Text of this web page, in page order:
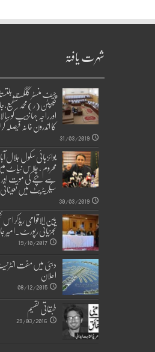
شہرت یافتہ
چیف منسٹر گلگت
کیپٹن(ر)محمد
اور راجہ جہانزیب کو
کا اندرون خانہ فیصلہ
31/03/2019
بوائز ہائی سکول
محروم ، چلاس
سے بچے کی موت اور
سیکریٹریٹ میں
30/03/2019
بین الاقوامی
تجزیاتی رپورٹ۔امیر
19/10/2017
دبئی میں مفت
اعلان
08/12/2015
طبقاتی تقسیم
29/03/2016